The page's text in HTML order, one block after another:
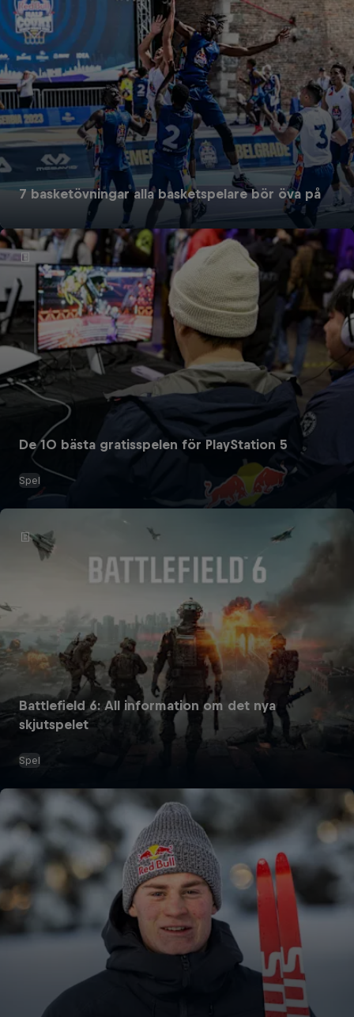
7 basketövningar alla basketspelare bör öva på
De 10 bästa gratisspelen för PlayStation 5
Spel
Battlefield 6: All information om det nya
skjutspelet
Spel